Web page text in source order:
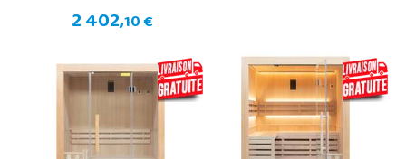
2 402,10 €